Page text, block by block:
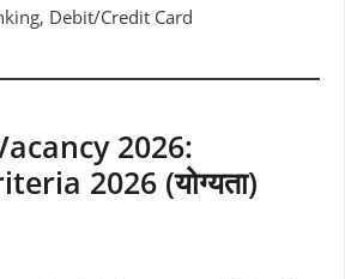
Debit/Credit Card
2026:
2026 (योग्यता)